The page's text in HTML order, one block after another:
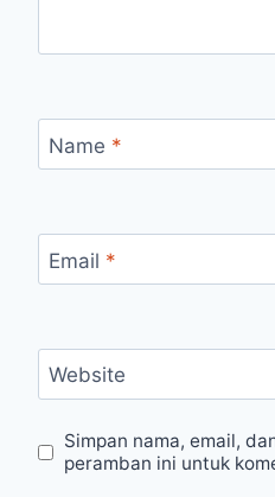
Name *
Email *
Website
Simpan nama, email,
peramban ini untuk